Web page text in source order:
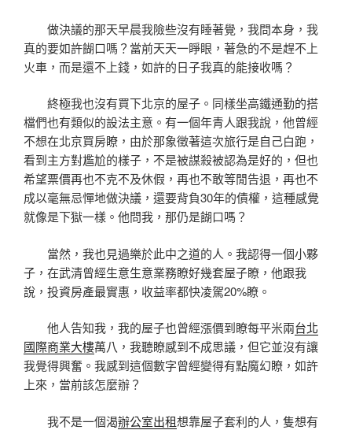
做決議的那天早晨我險些沒有睡著覺，我問本身，我
真的要如許餬口嗎？當前天天一睜眼，著急的不是趕不上
火車，而是還不上錢，如許的日子我真的能接收嗎？
終極我也沒有買下北京的屋子。同樣坐高鐵通勤的搭
檔們也有類似的設法主意。有一個年青人跟我說，他曾經
不想在北京買房瞭，由於那象徵著這次旅行是自己白跑，
看到主方對尷尬的樣子，不是被謀殺被認為是好的，但也
希望票價再也不克不及休假，再也不敢等閒告退，再也不
成以毫無忌憚地做決議，還要背負30年的債權，這種感覺
就像是下獄一樣。他問我，那仍是餬口嗎？
當然，我也見過樂於此中之道的人。我認得一個小夥
子，在武清曾經生意生意業務瞭好幾套屋子瞭，他跟我
說，投資房產最實惠，收益率都快凌駕20%瞭。
他人告知我，我的屋子也曾經漲價到瞭每平米兩台北
國際商業大樓萬八，我聽瞭感到不成思議，但它並沒有讓
我覺得興奮。我感到這個數字曾經變得有點魔幻瞭，如許
上來，當前該怎麼辦？
我不是一個渴辦公室出租想靠屋子套利的人，隻想有